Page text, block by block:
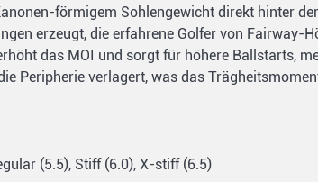
förmigem Sohlengewicht direkt hinter
erzeugt, die erfahrene Golfer von Fairway-
das MOI und sorgt für höhere Ballstarts,
Peripherie verlagert, was das
(5.5), Stiff (6.0), X-stiff (6.5)